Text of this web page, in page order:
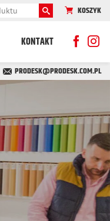
KOSZYK
KONTAKT
PRODESK@PRODESK.COM.PL